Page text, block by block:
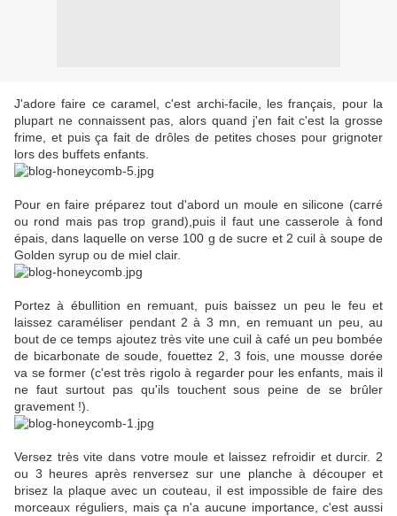
J'adore faire ce caramel, c'est archi-facile, les français, pour la
plupart ne connaissent pas, alors quand j'en fait c'est la grosse
frime, et puis ça fait de drôles de petites choses pour grignoter
lors des buffets enfants.
Pour en faire préparez tout d'abord un moule en silicone (carré
ou rond mais pas trop grand),puis il faut une casserole à fond
épais, dans laquelle on verse 100 g de sucre et 2 cuil à soupe de
Golden syrup ou de miel clair.
Portez à ébullition en remuant, puis baissez un peu le feu et
laissez caraméliser pendant 2 à 3 mn, en remuant un peu, au
bout de ce temps ajoutez très vite une cuil à café un peu bombée
de bicarbonate de soude, fouettez 2, 3 fois, une mousse dorée
va se former (c'est très rigolo à regarder pour les enfants, mais il
ne faut surtout pas qu'ils touchent sous peine de se brûler
gravement !).
Versez très vite dans votre moule et laissez refroidir et durcir. 2
ou 3 heures après renversez sur une planche à découper et
brisez la plaque avec un couteau, il est impossible de faire des
morceaux réguliers, mais ça n'a aucune importance, c'est aussi